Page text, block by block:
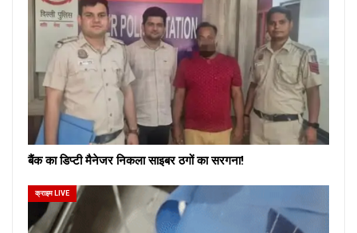
बैंक का डिप्टी मैनेजर निकला साइबर ठगों का सरगना!
क्राइम LIVE